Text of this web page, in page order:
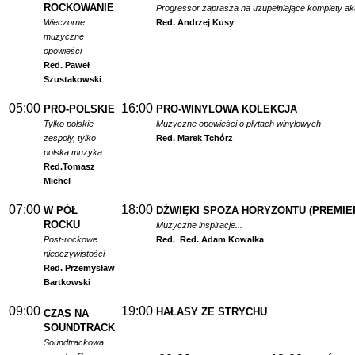
ROCKOWANIE
Wieczorne
muzyczne
opowieści
Red. Paweł
Szustakowski
Progressor zaprasza na uzupełniające komplety
Red. Andrzej Kusy
05:00 PRO-POLSKIE
Tylko polskie
zespoły, tylko
polska muzyka
Red.Tomasz
Michel
16:00 PRO-WINYLOWA KOLEKCJA
Muzyczne opowieści o płytach winylowych
Red. Marek Tchórz
07:00 W PÓŁ
ROCKU
Post-rockowe
nieoczywistości
Red. Przemysław
Bartkowski
18:00 DŹWIĘKI SPOZA HORYZONTU
Muzyczne inspiracje...
Red. Red. Adam Kowalka
09:00 CZAS NA
SOUNDTRACK
Soundtrackowa
19:00 HAŁASY ZE STRYCHU